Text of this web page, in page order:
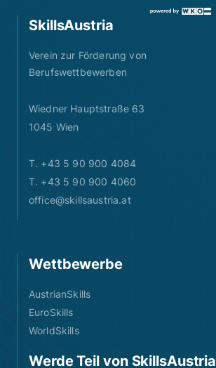
SkillsAustria
Verein zur Förderung von
Berufswettbewerben
Wiedner Hauptstraße 63
1045 Wien
T. +43 5 90 900 4084
T. +43 5 90 900 4060
office@skillsaustria.at
Wettbewerbe
AustrianSkills
EuroSkills
WorldSkills
Werde Teil von SkillsAustria